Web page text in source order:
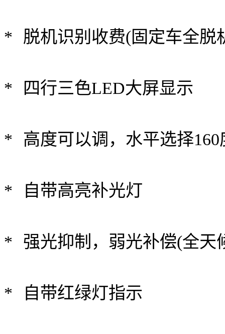
* 脱机识别收
* 四行三色LED大屏显示
* 高度可以调，
* 自带高亮补
* 强光抑制，弱光补偿(全天
* 自带红绿灯指示